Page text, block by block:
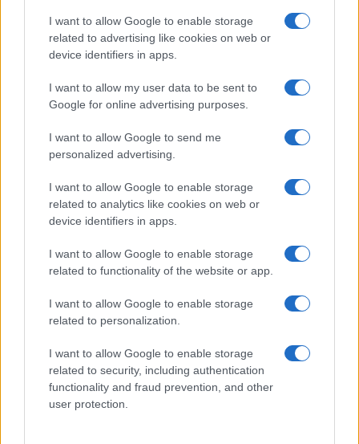
I want to allow Google to enable storage
related to advertising like cookies on web or
device identifiers in apps.
I want to allow my user data to be sent to
Google for online advertising purposes.
I want to allow Google to send me
personalized advertising.
I want to allow Google to enable storage
related to analytics like cookies on web or
device identifiers in apps.
I want to allow Google to enable storage
related to functionality of the website or app.
I want to allow Google to enable storage
related to personalization.
I want to allow Google to enable storage
related to security, including authentication
functionality and fraud prevention, and other
user protection.
Olbia, le previsioni meteo per lunedì 10 agosto
2026
Le ultime offerte di lavoro a Olbia e in Gallura
Cumuli di rifiuti a Santa Teresa Gallura, la
segnalazione dei residenti
NECROLOGIE